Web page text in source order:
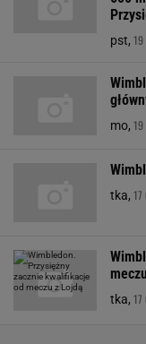
pst, 19
mo, 19
tka, 17
tka, 17